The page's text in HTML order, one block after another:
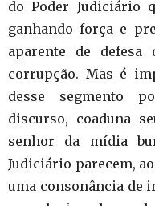
do Poder Judiciário
ganhando força e
aparente de defesa
corrupção. Mas é
desse segmento
discurso, coaduna
senhor da mídia
Judiciário parecem,
uma consonância de